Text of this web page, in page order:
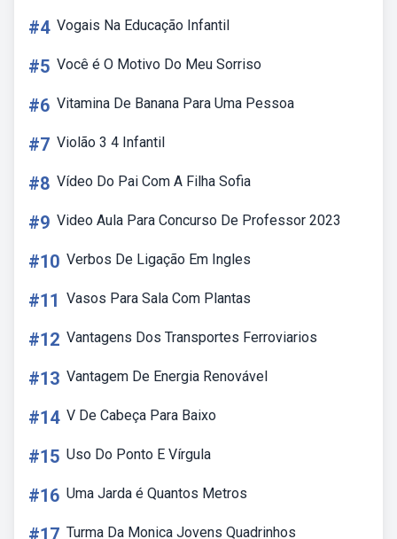
#4 Vogais Na Educação Infantil
#5 Você é O Motivo Do Meu Sorriso
#6 Vitamina De Banana Para Uma Pessoa
#7 Violão 3 4 Infantil
#8 Vídeo Do Pai Com A Filha Sofia
#9 Video Aula Para Concurso De Professor 2023
#10 Verbos De Ligação Em Ingles
#11 Vasos Para Sala Com Plantas
#12 Vantagens Dos Transportes Ferroviarios
#13 Vantagem De Energia Renovável
#14 V De Cabeça Para Baixo
#15 Uso Do Ponto E Vírgula
#16 Uma Jarda é Quantos Metros
#17 Turma Da Monica Jovens Quadrinhos